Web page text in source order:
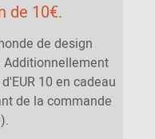
de 10€.
de design
10 en cadeau
de la commande